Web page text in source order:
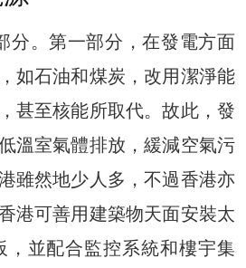
分。第一部分，在發電方面
如石油和煤炭，改用潔淨能
甚至核能所取代。故此，發
溫室氣體排放，緩減空氣污
雖然地少人多，不過香港亦
港可善用建築物天面安裝太
，並配合監控系統和樓宇集